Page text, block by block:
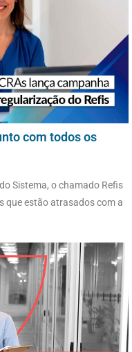
com todos os
Sistema, o chamado Refis
que estão atrasados com a